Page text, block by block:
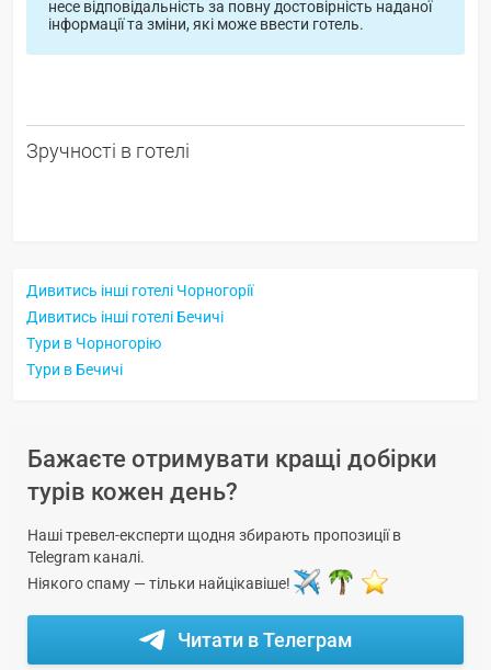
несе відповідальність за повну достовірність наданої
інформації та зміни, які може ввести готель.
Зручності в готелі
Дивитись інші готелі Чорногорії
Дивитись інші готелі Бечичі
Тури в Чорногорію
Тури в Бечичі
Бажаєте отримувати кращі добірки
турів кожен день?
Наші тревел-експерти щодня збирають пропозиції в
Telegram каналі.
Ніякого спаму — тільки найцікавіше!
Читати в Телеграм